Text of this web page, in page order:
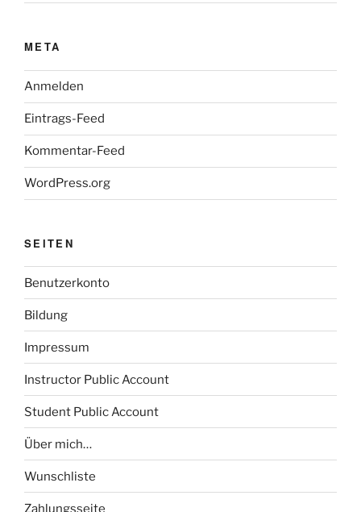
META
Anmelden
Eintrags-Feed
Kommentar-Feed
WordPress.org
SEITEN
Benutzerkonto
Bildung
Impressum
Instructor Public Account
Student Public Account
Über mich…
Wunschliste
Zahlungsseite